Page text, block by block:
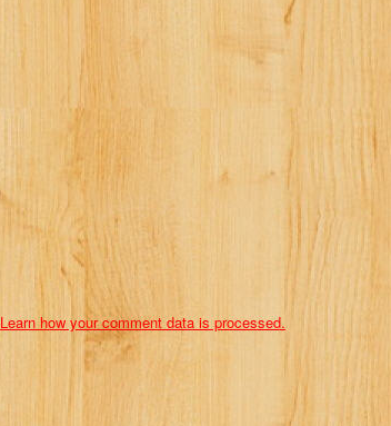
Learn how your comment data is processed.